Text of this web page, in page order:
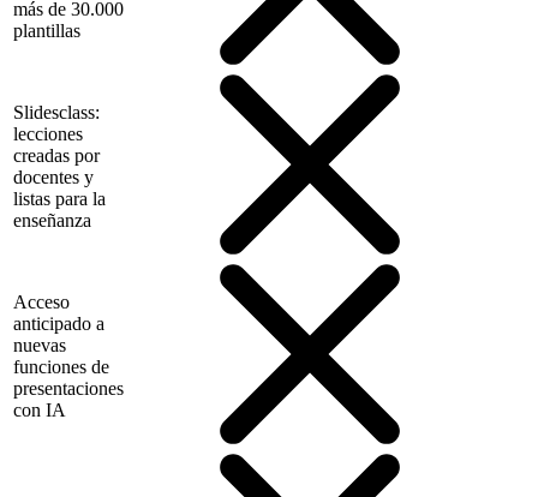
más de 30.000
plantillas
Slidesclass:
lecciones
creadas por
docentes y
listas para la
enseñanza
Acceso
anticipado a
nuevas
funciones de
presentaciones
con IA